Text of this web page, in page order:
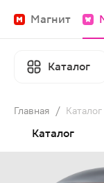
Магнит
Каталог
Главная / Каталог
Каталог